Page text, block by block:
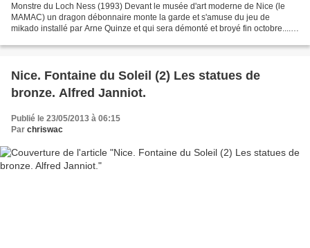
Monstre du Loch Ness (1993) Devant le musée d'art moderne de Nice (le
MAMAC) un dragon débonnaire monte la garde et s'amuse du jeu de
mikado installé par Arne Quinze et qui sera démonté et broyé fin octobre....
Nice. Fontaine du Soleil (2) Les statues de
bronze. Alfred Janniot.
Publié le 23/05/2013 à 06:15
Par chriswac